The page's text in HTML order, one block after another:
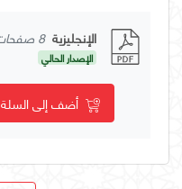
الإنجليزية 8 صفحات
الإصدار الحالي
أضف إلى السلة